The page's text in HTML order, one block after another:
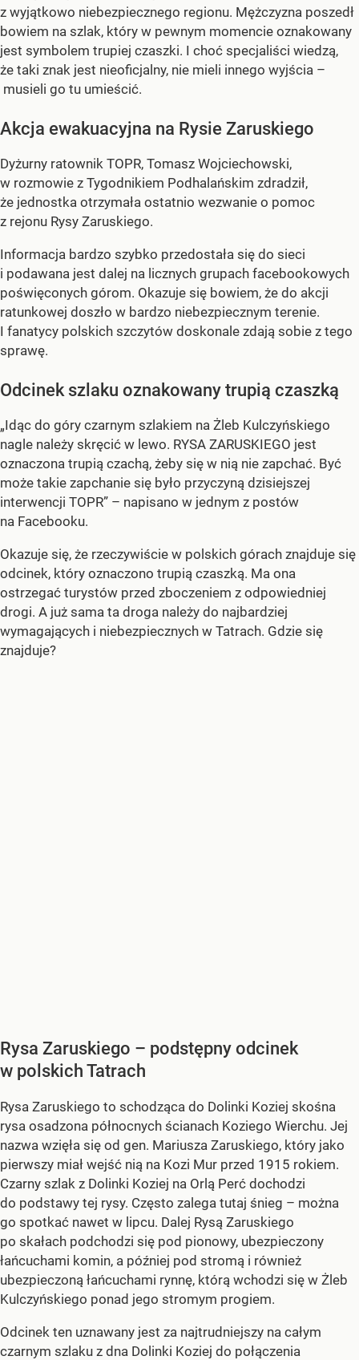
z wyjątkowo niebezpiecznego regionu. Mężczyzna poszedł
bowiem na szlak, który w pewnym momencie oznakowany
jest symbolem trupiej czaszki. I choć specjaliści wiedzą,
że taki znak jest nieoficjalny, nie mieli innego wyjścia –
musieli go tu umieścić.
Akcja ewakuacyjna na Rysie Zaruskiego
Dyżurny ratownik TOPR, Tomasz Wojciechowski,
w rozmowie z Tygodnikiem Podhalańskim zdradził,
że jednostka otrzymała ostatnio wezwanie o pomoc
z rejonu Rysy Zaruskiego.
Informacja bardzo szybko przedostała się do sieci
i podawana jest dalej na licznych grupach facebookowych
poświęconych górom. Okazuje się bowiem, że do akcji
ratunkowej doszło w bardzo niebezpiecznym terenie.
I fanatycy polskich szczytów doskonale zdają sobie z tego
sprawę.
Odcinek szlaku oznakowany trupią czaszką
„Idąc do góry czarnym szlakiem na Żleb Kulczyńskiego
nagle należy skręcić w lewo. RYSA ZARUSKIEGO jest
oznaczona trupią czachą, żeby się w nią nie zapchać. Być
może takie zapchanie się było przyczyną dzisiejszej
interwencji TOPR” – napisano w jednym z postów
na Facebooku.
Okazuje się, że rzeczywiście w polskich górach znajduje się
odcinek, który oznaczono trupią czaszką. Ma ona
ostrzegać turystów przed zboczeniem z odpowiedniej
drogi. A już sama ta droga należy do najbardziej
wymagających i niebezpiecznych w Tatrach. Gdzie się
znajduje?
Rysa Zaruskiego – podstępny odcinek
w polskich Tatrach
Rysa Zaruskiego to schodząca do Dolinki Koziej skośna
rysa osadzona północnych ścianach Koziego Wierchu. Jej
nazwa wzięła się od gen. Mariusza Zaruskiego, który jako
pierwszy miał wejść nią na Kozi Mur przed 1915 rokiem.
Czarny szlak z Dolinki Koziej na Orlą Perć dochodzi
do podstawy tej rysy. Często zalega tutaj śnieg – można
go spotkać nawet w lipcu. Dalej Rysą Zaruskiego
po skałach podchodzi się pod pionowy, ubezpieczony
łańcuchami komin, a później pod stromą i również
ubezpieczoną łańcuchami rynnę, którą wchodzi się w Żleb
Kulczyńskiego ponad jego stromym progiem.
Odcinek ten uznawany jest za najtrudniejszy na całym
czarnym szlaku z dna Dolinki Koziej do połączenia